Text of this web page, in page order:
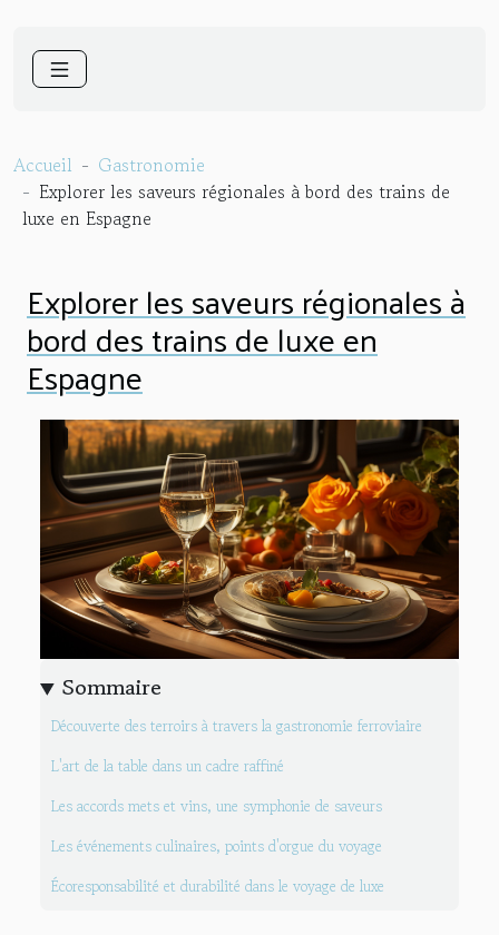
Accueil
Gastronomie
Explorer les saveurs régionales à bord des trains de
luxe en Espagne
Explorer les saveurs régionales à
bord des trains de luxe en
Espagne
Sommaire
Découverte des terroirs à travers la gastronomie ferroviaire
L'art de la table dans un cadre raffiné
Les accords mets et vins, une symphonie de saveurs
Les événements culinaires, points d'orgue du voyage
Écoresponsabilité et durabilité dans le voyage de luxe